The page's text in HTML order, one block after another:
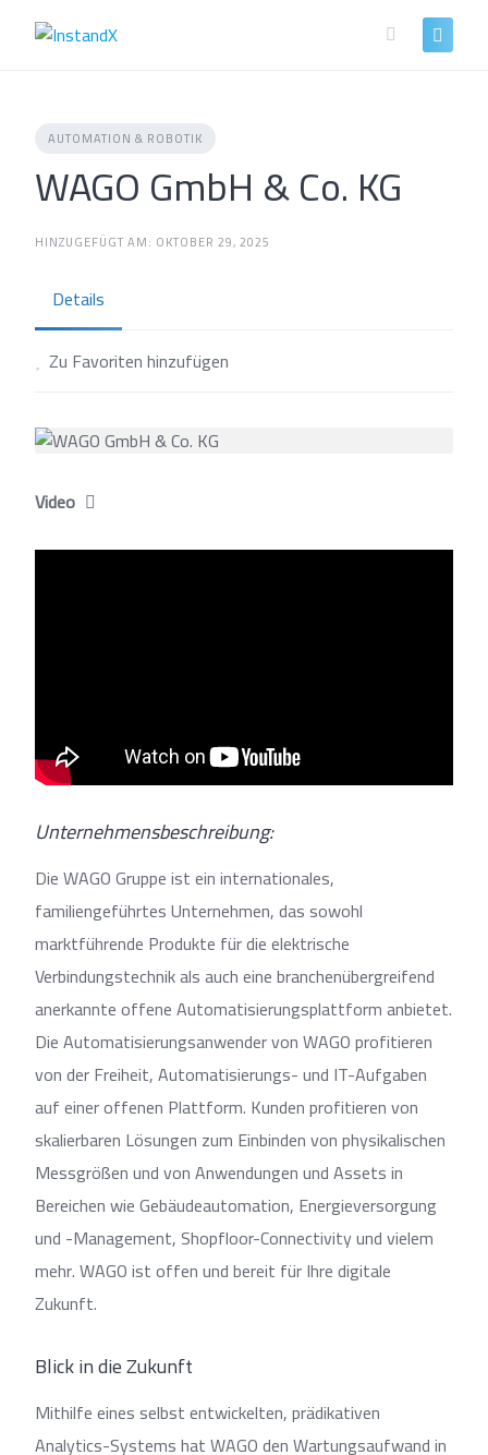
AUTOMATION & ROBOTIK
WAGO GmbH & Co. KG
HINZUGEFÜGT AM: OKTOBER 29, 2025
Details
Zu Favoriten hinzufügen
Video
Unternehmensbeschreibung:
Die WAGO Gruppe ist ein internationales,
familiengeführtes Unternehmen, das sowohl
marktführende Produkte für die elektrische
Verbindungstechnik als auch eine branchenübergreifend
anerkannte offene Automatisierungsplattform anbietet.
Die Automatisierungsanwender von WAGO profitieren
von der Freiheit, Automatisierungs- und IT-Aufgaben
auf einer offenen Plattform. Kunden profitieren von
skalierbaren Lösungen zum Einbinden von physikalischen
Messgrößen und von Anwendungen und Assets in
Bereichen wie Gebäudeautomation, Energieversorgung
und -Management, Shopfloor-Connectivity und vielem
mehr. WAGO ist offen und bereit für Ihre digitale
Zukunft.
Blick in die Zukunft
Mithilfe eines selbst entwickelten, prädikativen
Analytics-Systems hat WAGO den Wartungsaufwand in